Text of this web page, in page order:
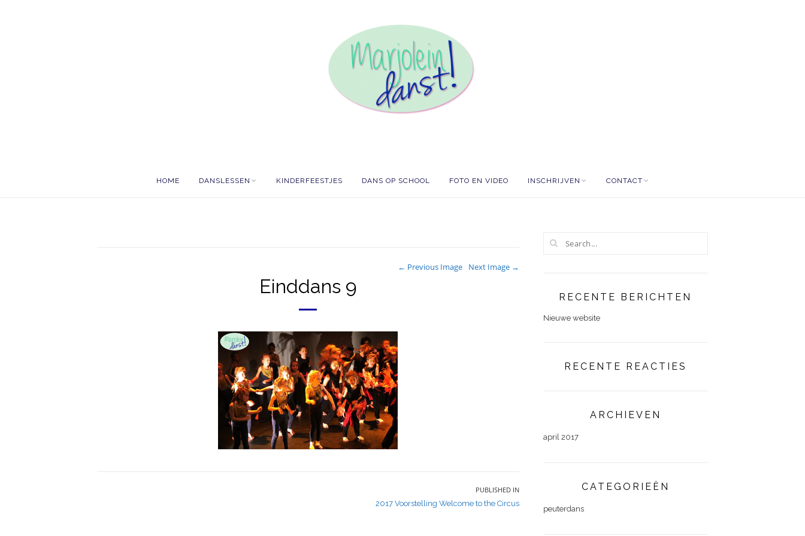
HOME DANSLESSEN KINDERFEESTJES DANS OP SCHOOL FOTO EN VIDEO INSCHRIJVEN CONTACT
← Previous Image Next Image →
Einddans 9
PUBLISHED IN
2017 Voorstelling Welcome to the Circus
RECENTE BERICHTEN
Nieuwe website
RECENTE REACTIES
ARCHIEVEN
april 2017
CATEGORIEËN
peuterdans